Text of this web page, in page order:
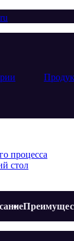
процесса
стол